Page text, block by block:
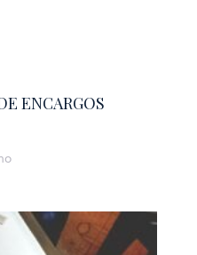
ENCARGOS